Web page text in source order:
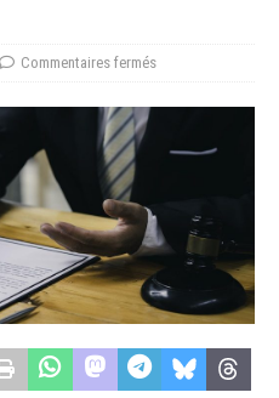
Commentaires fermés